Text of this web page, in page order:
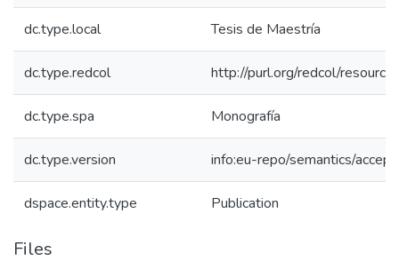
dc.type.local Tesis de Maestría
dc.type.redcol http://purl.org/redcol/
dc.type.spa Monografía
dc.type.version info:eu-repo/semantics/
dspace.entity.type Publication
Files